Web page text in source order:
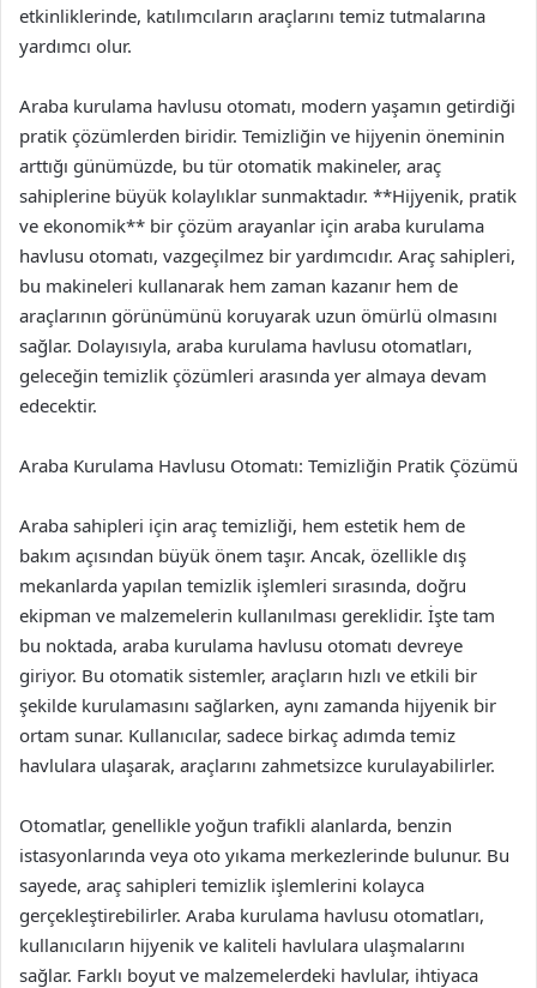
etkinliklerinde, katılımcıların araçlarını temiz tutmalarına
yardımcı olur.
Araba kurulama havlusu otomatı, modern yaşamın getirdiği
pratik çözümlerden biridir. Temizliğin ve hijyenin öneminin
arttığı günümüzde, bu tür otomatik makineler, araç
sahiplerine büyük kolaylıklar sunmaktadır. **Hijyenik, pratik
ve ekonomik** bir çözüm arayanlar için araba kurulama
havlusu otomatı, vazgeçilmez bir yardımcıdır. Araç sahipleri,
bu makineleri kullanarak hem zaman kazanır hem de
araçlarının görünümünü koruyarak uzun ömürlü olmasını
sağlar. Dolayısıyla, araba kurulama havlusu otomatları,
geleceğin temizlik çözümleri arasında yer almaya devam
edecektir.
Araba Kurulama Havlusu Otomatı: Temizliğin Pratik Çözümü
Araba sahipleri için araç temizliği, hem estetik hem de
bakım açısından büyük önem taşır. Ancak, özellikle dış
mekanlarda yapılan temizlik işlemleri sırasında, doğru
ekipman ve malzemelerin kullanılması gereklidir. İşte tam
bu noktada, araba kurulama havlusu otomatı devreye
giriyor. Bu otomatik sistemler, araçların hızlı ve etkili bir
şekilde kurulamasını sağlarken, aynı zamanda hijyenik bir
ortam sunar. Kullanıcılar, sadece birkaç adımda temiz
havlulara ulaşarak, araçlarını zahmetsizce kurulayabilirler.
Otomatlar, genellikle yoğun trafikli alanlarda, benzin
istasyonlarında veya oto yıkama merkezlerinde bulunur. Bu
sayede, araç sahipleri temizlik işlemlerini kolayca
gerçekleştirebilirler. Araba kurulama havlusu otomatları,
kullanıcıların hijyenik ve kaliteli havlulara ulaşmalarını
sağlar. Farklı boyut ve malzemelerdeki havlular, ihtiyaca